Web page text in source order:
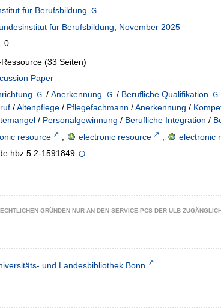
für Berufsbildung
für Berufsbildung, November 2025
(33 Seiten)
Paper
/ Anerkennung / Berufliche Qualifikation
/Altenpflege / Pflegefachmann /Anerkennung /
/ Personalgewinnung / Berufliche Integration /
resource ; electronic resource ; electronic
1591849
GRÜNDEN NUR AN DEN SERVICE-PCS DER ULB
und Landesbibliothek Bonn